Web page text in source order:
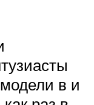
в и